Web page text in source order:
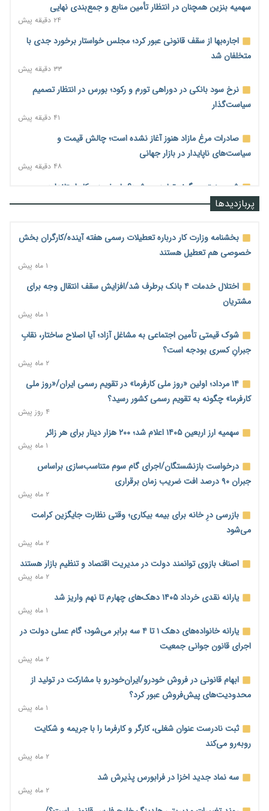
سهمیه بنزین همچنان در انتظار تأمین منابع و جمع‌بندی نهایی
۲۴ دقیقه پیش
اجاره‌بها از سقف قانونی عبور کرد؛ مجلس خواستار برخورد جدی با
متخلفان شد
۳۳ دقیقه پیش
نرخ سود بانکی در دوراهی تورم و رکود؛ بورس در انتظار تصمیم
سیاست‌گذار
۴۱ دقیقه پیش
صادرات مرغ مازاد هنوز آغاز نشده است؛ چالش قیمت و
سیاست‌های ناپایدار در بازار جهانی
۴۸ دقیقه پیش
شیر صنعتی چگونه تولید می‌شود؟ پاسخ مدیر کل استاندارد به
شایعات فضای مجازی
نسخه قطعه‌سازان برای سایپا؛ خروج دولت از مدیریت پیش از
واگذاری
تجارت خارجی ایران در مسیر تسویه فرامرزی با رمزارز
یک سال پرچالش اینترنت/دولت چهاردهم از محدودیت به سمت
توسعه زیرساخت رفت
هشدار دیوان محاسبات درباره حساب‌های خارج از خزانه؛ ۱۲۴ حساب
ارزی در تیررس نظارت
۱ ساعت پیش
فرمول تازه مستمری در راه است؛ کارگران بازنده اصلاحات تأمین
اجتماعی؟
کنترل ترازنامه بانک‌ها؛ شمشیر دولبه مهار تورم و تأمین مالی تولید
۲ ساعت پیش
جنگ با تورم از بانک‌ها و بودجه آغاز می‌شود؛ نسخه انضباط آهنین
۲ ساعت پیش
عینک گران‌تر شد؛ ارز و عوارض گمرکی قدرت خرید مردم را نشانه
رفت
اطمینان وزیر جهاد از تأمین کالاهای اساسی؛ «نگران نباشید»
پیام‌رسان‌های ایرانی در مسیر ورود به بورس؛ عرضه اولیه یک
شرکت هوش مصنوعی در راه است
هشدار درباره کاهش عرضه مسکن اجاره‌ای؛ دولت واحدهای خود را
وارد بازار کند
رسانه تخصصی باید مطالبه‌گری، دقت و استقلال را سرلوحه کار خود
قرار دهد
پربازدیدها
بخشنامه وزارت کار درباره تعطیلات رسمی هفته آینده/کارگران بخش
خصوصی هم تعطیل هستند
۱ ماه پیش
اختلال خدمات ۴ بانک برطرف شد/افزایش سقف انتقال وجه برای
مشتریان
۱ ماه پیش
شوک قیمتی تأمین اجتماعی به مشاغل آزاد؛ آیا اصلاح ساختار، نقابِ
جبرانِ کسری بودجه است؟
۲ ماه پیش
۱۴ مرداد؛ اولین «روز ملی کارفرما» در تقویم رسمی ایران/«روز ملی
کارفرما» چگونه به تقویم رسمی کشور رسید؟
۴ روز پیش
سهمیه ارز اربعین ۱۴۰۵ اعلام شد؛ ۲۰۰ هزار دینار برای هر زائر
۱ ماه پیش
درخواست بازنشستگان/اجرای گام سوم متناسب‌سازی براساس
جبران ۹۰ درصد افت ضریب زمان برقراری
۲ ماه پیش
بازرسی درِ خانه برای بیمه بیکاری؛ وقتی نظارت جایگزین کرامت
می‌شود
۲ ماه پیش
اصناف بازوی توانمند دولت در مدیریت اقتصاد و تنظیم بازار هستند
۲ ماه پیش
یارانه نقدی خرداد ۱۴۰۵ دهک‌های چهارم تا نهم واریز شد
۱ ماه پیش
یارانه خانواده‌های دهک ۱ تا ۴ سه برابر می‌شود؛ گام عملی دولت در
اجرای قانون جوانی جمعیت
۲ ماه پیش
ابهام قانونی در فروش خودرو/ایران‌خودرو با مشارکت در تولید از
محدودیت‌های پیش‌فروش عبور کرد؟
۱ ماه پیش
ثبت نادرست عنوان شغلی، کارگر و کارفرما را با جریمه و شکایت
روبه‌رو می‌کند
۲ ماه پیش
سه نماد جدید اخزا در فرابورس پذیرش شد
۲ ماه پیش